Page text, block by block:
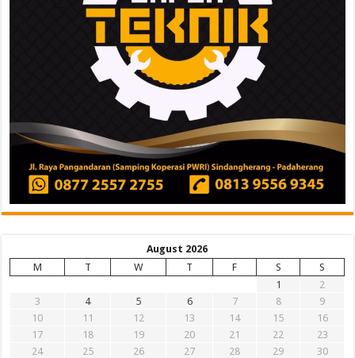
August 2026
M
T W T F S
S
1
2
3
4 5 6 7 8
9
10
11 12 13 14 15
16
17
18 19 20 21 22
23
24
25 26 27 28 29
30